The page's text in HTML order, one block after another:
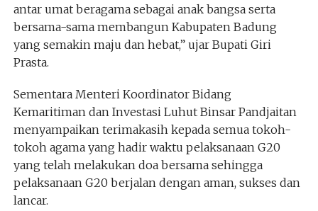
antar umat beragama sebagai anak bangsa serta
bersama-sama membangun Kabupaten Badung
yang semakin maju dan hebat,” ujar Bupati Giri
Prasta.
Sementara Menteri Koordinator Bidang
Kemaritiman dan Investasi Luhut Binsar Pandjaitan
menyampaikan terimakasih kepada semua tokoh-
tokoh agama yang hadir waktu pelaksanaan G20
yang telah melakukan doa bersama sehingga
pelaksanaan G20 berjalan dengan aman, sukses dan
lancar.